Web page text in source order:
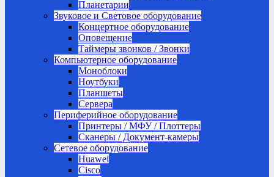
Планетарии
Звуковое и Световое оборудование
Концертное оборудование
Оповещение
Таймеры звонков / Звонки
Компьютерное оборудование
Моноблоки
Ноутбуки
Планшеты
Сервера
Периферийное оборудование
Принтеры / МФУ / Плоттеры
Сканеры / Документ-камеры
Сетевое оборудование
Huawei
Cisco